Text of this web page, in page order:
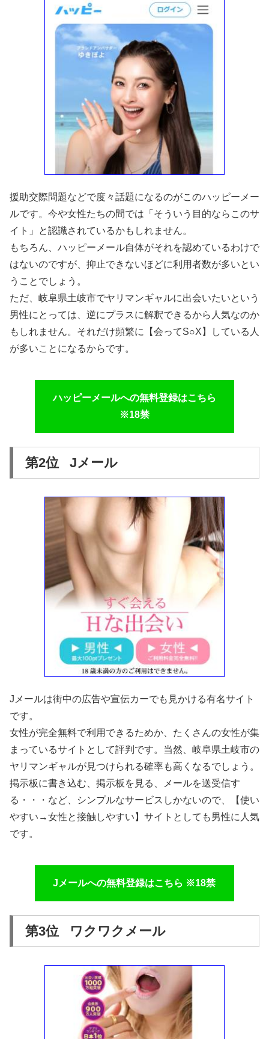
援助交際問題などで度々話題になるのがこのハッピーメー
ルです。今や女性たちの間では「そういう目的ならこのサ
イト」と認識されているかもしれません。
もちろん、ハッピーメール自体がそれを認めているわけで
はないのですが、抑止できないほどに利用者数が多いとい
うことでしょう。
ただ、岐阜県土岐市でヤリマンギャルに出会いたいという
男性にとっては、逆にプラスに解釈できるから人気なのか
もしれません。それだけ頻繁に【会ってS○X】している人
が多いことになるからです。
ハッピーメールへの無料登録はこちら
※18禁
第2位 Jメール
Jメールは街中の広告や宣伝カーでも見かける有名サイト
です。
女性が完全無料で利用できるためか、たくさんの女性が集
まっているサイトとして評判です。当然、岐阜県土岐市の
ヤリマンギャルが見つけられる確率も高くなるでしょう。
掲示板に書き込む、掲示板を見る、メールを送受信す
る・・・など、シンプルなサービスしかないので、【使い
やすい→女性と接触しやすい】サイトとしても男性に人気
です。
Jメールへの無料登録はこちら ※18禁
第3位 ワクワクメール